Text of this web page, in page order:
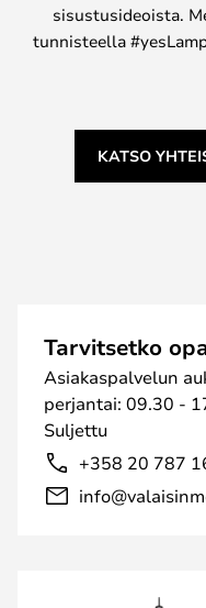
sisustusideoista.
tunnisteella
KATSO
Tarvitsetko
Asiakaspalvelun
perjantai: 09.30 -
Suljettu
+358 20 787